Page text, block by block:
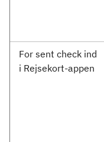
For sent check ind
i Rejsekort-appen